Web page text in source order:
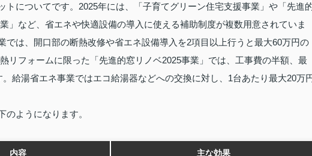
トについてです。2025年には、「子育てグリーン住宅支援事業」や「先進
」など、省エネや快適設備の導入に使える補助制度が複数用意されていま
では、開口部の断熱改修や省エネ設備導入を2項目以上行うと最大60万円の
リフォームに限った「先進的窓リノベ2025事業」では、工事費の半額、最
給湯省エネ事業ではエコ給湯器などへの交換に対し、1台あたり最大20万
のようになります。
内容 主な効果